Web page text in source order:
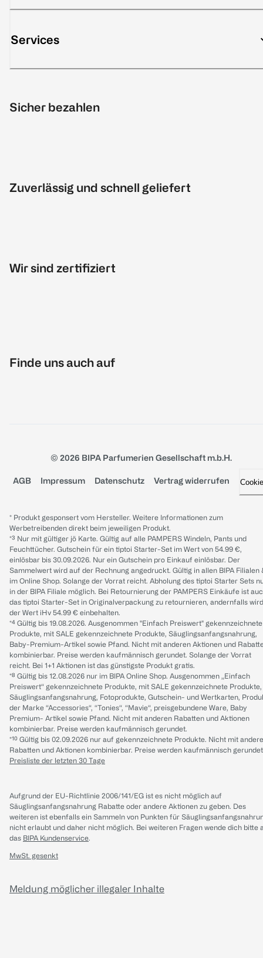
Services
Sicher bezahlen
Zuverlässig und schnell geliefert
Wir sind zertifiziert
Finde uns auch auf
© 2026 BIPA Parfumerien Gesellschaft m.b.H.
AGB Impressum Datenschutz Vertrag widerrufen
* Produkt gesponsert vom Hersteller. Weitere Informationen zum
Werbetreibenden direkt beim jeweiligen Produkt.
*³ Nur mit gültiger jö Karte. Gültig auf alle PAMPERS Windeln, Pants und
Feuchttücher. Gutschein für ein tiptoi Starter-Set im Wert von 54.99 €,
einlösbar bis 30.09.2026. Nur ein Gutschein pro Einkauf einlösbar. Der
Sammelwert wird auf der Rechnung angedruckt. Gültig in allen BIPA Filialen
im Online Shop. Solange der Vorrat reicht. Abholung des tiptoi Starter Sets
in der BIPA Filiale möglich. Bei Retournierung der PAMPERS Einkäufe ist
das tiptoi Starter-Set in Originalverpackung zu retournieren, andernfalls wird
der Wert iHv 54.99 € einbehalten.
*⁴ Gültig bis 19.08.2026. Ausgenommen "Einfach Preiswert" gekennzeichnete
Produkte, mit SALE gekennzeichnete Produkte, Säuglingsanfangsnahrung,
Baby-Premium-Artikel sowie Pfand. Nicht mit anderen Aktionen und
kombinierbar. Preise werden kaufmännisch gerundet. Solange der Vorrat
reicht. Bei 1+1 Aktionen ist das günstigste Produkt gratis.
*⁸ Gültig bis 12.08.2026 nur im BIPA Online Shop. Ausgenommen „Einfach
Preiswert“ gekennzeichnete Produkte, mit SALE gekennzeichnete Produkte,
Säuglingsanfangsnahrung, Fotoprodukte, Gutschein- und Wertkarten,
der Marke “Accessories“, “Tonies“, “Mavie“, preisgebundene Ware, Baby
Premium- Artikel sowie Pfand. Nicht mit anderen Rabatten und Aktionen
kombinierbar. Preise werden kaufmännisch gerundet.
*¹⁰ Gültig bis 02.09.2026 nur auf gekennzeichnete Produkte. Nicht mit
Rabatten und Aktionen kombinierbar. Preise werden kaufmännisch
Preisliste der letzten 30 Tage
Aufgrund der EU-Richtlinie 2006/141/EG ist es nicht möglich auf
Säuglingsanfangsnahrung Rabatte oder andere Aktionen zu geben. Des
weiteren ist ebenfalls ein Sammeln von Punkten für
nicht erlaubt und daher nicht möglich. Bei weiteren Fragen wende dich bitte
das BIPA Kundenservice.
MwSt. gesenkt
Meldung möglicher illegaler Inhalte